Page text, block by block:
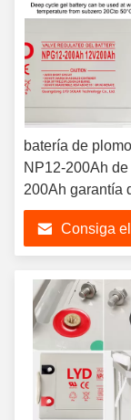
batería de
NP12-200Ah
200Ah garantía
años 58Kg
Consiga